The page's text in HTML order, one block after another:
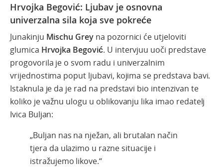
Hrvojka Begović: Ljubav je osnovna
univerzalna sila koja sve pokreće
Junakinju Mischu Grey na pozornici će utjeloviti
glumica Hrvojka Begović. U intervjuu uoči predstave
progovorila je o svom radu i univerzalnim
vrijednostima poput ljubavi, kojima se predstava bavi.
Istaknula je da je rad na predstavi bio intenzivan te
koliko je važnu ulogu u oblikovanju lika imao redatelj
Ivica Buljan:
„Buljan nas na nježan, ali brutalan način
tjera da ulazimo u razne situacije i
istražujemo likove.“